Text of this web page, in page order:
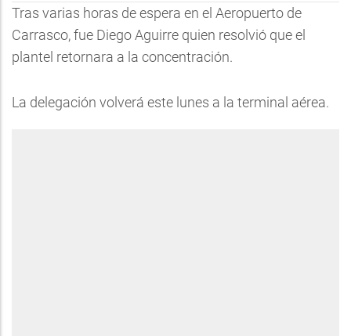
Tras varias horas de espera en el Aeropuerto de
Carrasco, fue Diego Aguirre quien resolvió que el
plantel retornara a la concentración.
La delegación volverá este lunes a la terminal aérea.